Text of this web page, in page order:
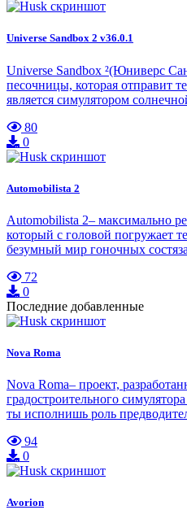
Universe Sandbox 2 v36.0.1
Universe Sandbox ²(Юниверс
песочницы, которая отправит
является симулятором
80
0
Automobilista 2
Automobilista 2– максимально
который с головой погружает
безумный мир гоночных
72
0
Последние добавленные
Nova Roma
Nova Roma– проект,
градостроительного
ты исполнишь роль
94
0
Avorion